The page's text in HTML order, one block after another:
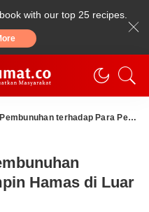
with our top 25 recipes.
terhadap Para Pemimpin Hamas di Luar Negeri
Hamas di Luar